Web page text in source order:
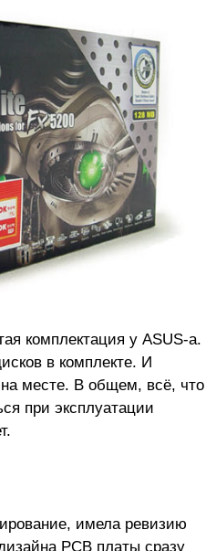
комплектация у ASUS-а.
в комплекте. И
месте. В общем, всё, что
при эксплуатации
имела ревизию
PCB платы сразу